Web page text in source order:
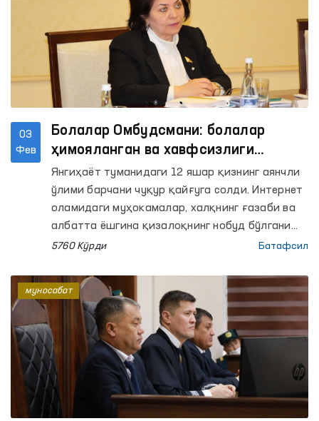
03
Фев
Болалар Омбудсмани: болалар
ҳимояланган ва хавфсизлиги
таъминланган жамиятда яшаши
лозим
Янгиҳаёт туманидаги 12 яшар қизнинг аянчли
ўлими барчани чуқур қайғуга солди. Интернет
оламидаги муҳокамалар, халқнинг ғазаби ва
албатта ёшгина қизалоқнинг нобуд бўлгани
мамлакатимизда болалар хавфсизлигини
5760 Кўрди Батафсил
муносабат